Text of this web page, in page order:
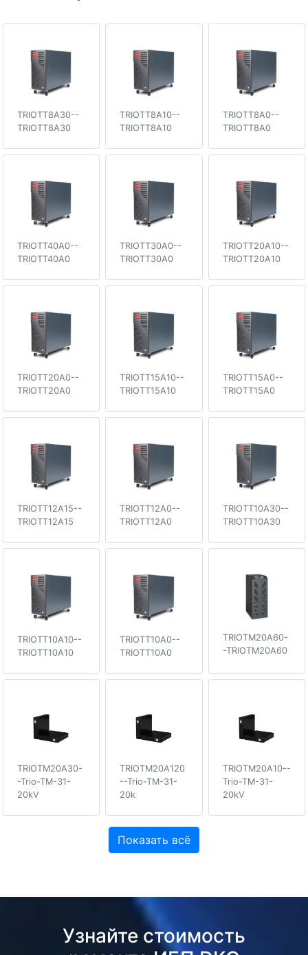
TRIOTT8A30--
TRIOTT8A30
TRIOTT8A10--
TRIOTT8A10
TRIOTT8A0--
TRIOTT8A0
TRIOTT40A0--
TRIOTT40A0
TRIOTT30A0--
TRIOTT30A0
TRIOTT20A10--
TRIOTT20A10
TRIOTT20A0--
TRIOTT20A0
TRIOTT15A10--
TRIOTT15A10
TRIOTT15A0--
TRIOTT15A0
TRIOTT12A15--
TRIOTT12A15
TRIOTT12A0--
TRIOTT12A0
TRIOTT10A30--
TRIOTT10A30
TRIOTT10A10--
TRIOTT10A10
TRIOTT10A0--
TRIOTT10A0
TRIOTM20A60-
-TRIOTM20A60
TRIOTM20A30-
-Trio-TM-31-
20kV
TRIOTM20A120
--Trio-TM-31-
20k
TRIOTM20A10--
Trio-TM-31-
20kV
Показать всё
Узнайте стоимость